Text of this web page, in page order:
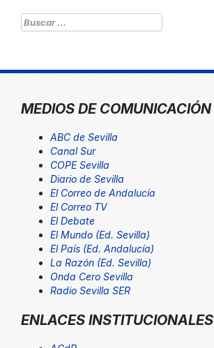
Buscar:
MEDIOS DE COMUNICACIÓN
ABC de Sevilla
Canal Sur
COPE Sevilla
Diario de Sevilla
El Correo de Andalucía
El Correo TV
El Debate
El Mundo (Ed. Sevilla)
El País (Ed. Andalucía)
La Razón (Ed. Sevilla)
Onda Cero Sevilla
Radio Sevilla SER
ENLACES INSTITUCIONALES